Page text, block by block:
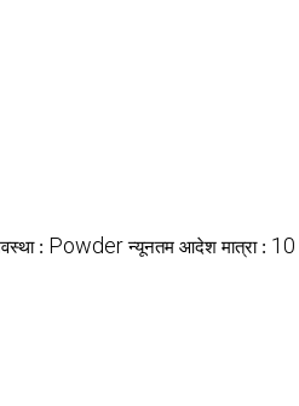
: Powder न्यूनतम आदेश मात्रा : 10